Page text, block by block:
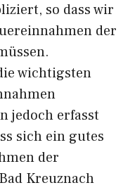
so dass wir
der
wichtigsten
jedoch erfasst
sich ein gutes
der
Kreuznach